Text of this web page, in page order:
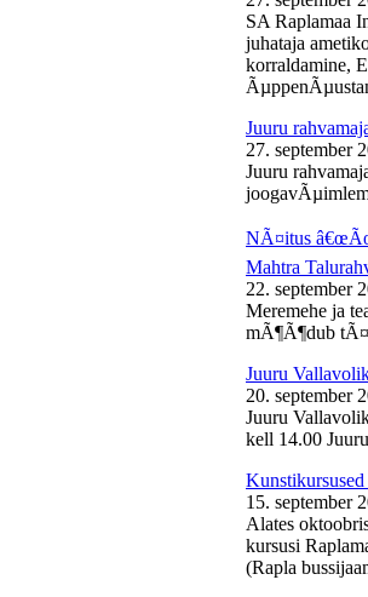
SA Raplamaa
juhataja
korraldamine,
Juuru
27. september
Juuru
NÃ¤itus
Mahtra
22. september
Meremehe ja
mÃ¶Ã¶dub
Juuru
20. september
Juuru
kell 14.00
Kunstikursused
15. september
Alates
kursusi
(Rapla